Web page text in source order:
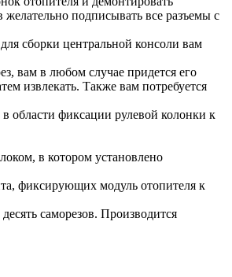
подписывать все разъемы с
сборки центральной консоли вам
вам в любом случае придется его
извлекать. Также вам потребуется
области фиксации рулевой колонки к
в котором установлено
фиксирующих модуль отопителя к
саморезов. Производится